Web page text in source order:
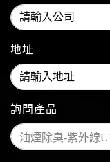
地址
詢問產品